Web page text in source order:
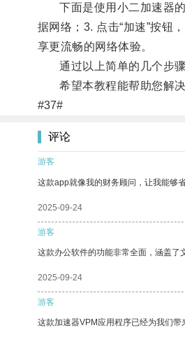
下面是使用小二加速器的
据网络；3. 点击“加速”按钮
享更流畅的网络体验。
通过以上简单的几个步骤
希望本教程能帮助您解决
#37#
评论
游客
这款app就像我的财务顾问，让我能够省
2025-09-24
游客
这款办公软件的功能非常全面，涵盖了
2025-09-24
游客
这款加速器VPM应用程序已经为我们带